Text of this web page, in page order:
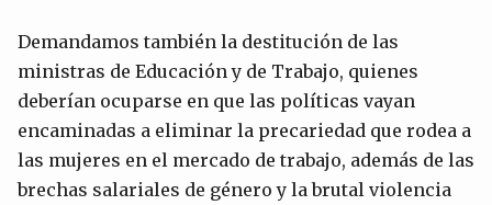
Demandamos también la destitución de las
ministras de Educación y de Trabajo, quienes
deberían ocuparse en que las políticas vayan
encaminadas a eliminar la precariedad que rodea a
las mujeres en el mercado de trabajo, además de las
brechas salariales de género y la brutal violencia